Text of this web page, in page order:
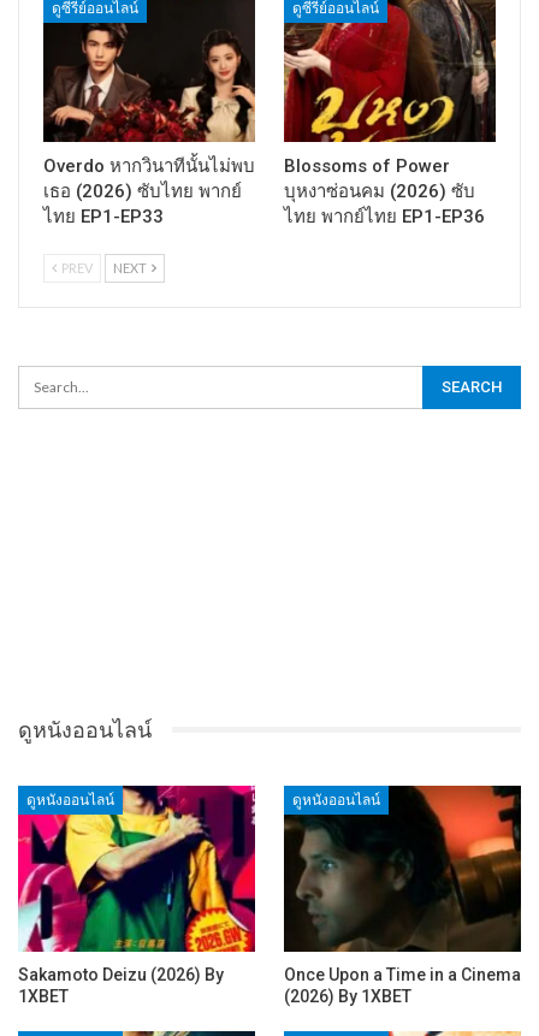
ดูซีรี่ย์ออนไลน์
Overdo หากวินาทีนั้นไม่พบ
เธอ (2026) ซับไทย พากย์
ไทย EP1-EP33
ดูซีรี่ย์ออนไลน์
Blossoms of Power
บุหงาซ่อนคม (2026) ซับ
ไทย พากย์ไทย EP1-EP36
PREV NEXT
ดูหนังออนไลน์
ดูหนังออนไลน์
Sakamoto Deizu (2026) By
1XBET
ดูหนังออนไลน์
Once Upon a Time in a Cinema
(2026) By 1XBET